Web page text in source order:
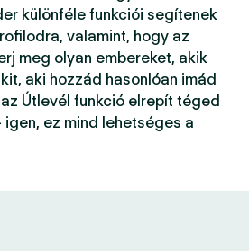
különféle funkciói segítenek
valamint, hogy az
meg olyan embereket, akik
aki hozzád hasonlóan imád
Útlevél funkció elrepít téged
ez mind lehetséges a